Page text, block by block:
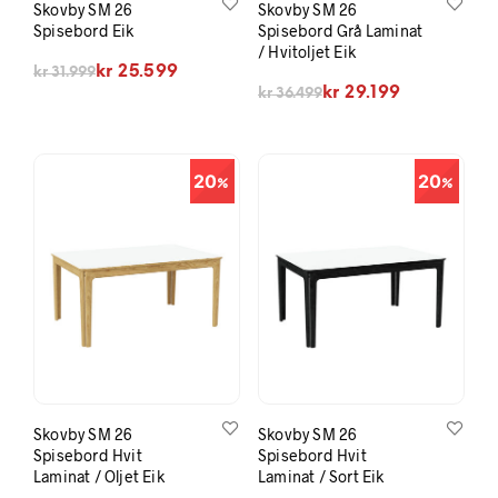
Skovby SM 26
Spisebord Eik
kr31.999
Opprinnelig pris var: kr 31.999.
kr 25.599
Nåværende pris er: kr 25.599.
Skovby SM 26
Spisebord Grå Laminat
/ Hvitoljet Eik
kr36.499
Opprinnelig pris var: kr 36.499.
kr 29.199
Nåværende pris er: kr 29.199.
20
Skovby SM 26
Spisebord Hvit
Laminat / Oljet Eik
20
Skovby SM 26
Spisebord Hvit
Laminat / Sort Eik